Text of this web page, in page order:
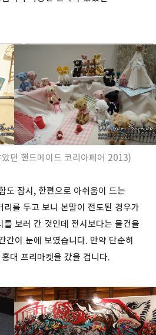
던 핸드메이드 코리아페어 2013)
도 잠시, 한편으로 아쉬움이 드는
를 두고 보니 본말이 전도된 경우가
보러 간 것인데 전시보다는 물건을
간이 눈에 보였습니다. 만약 단순히
대 프리마켓을 갔을 겁니다.